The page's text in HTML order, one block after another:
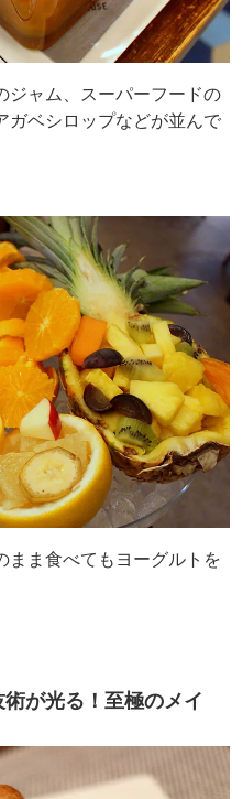
ジャム、スーパーフードの
ガベシロップなどが並んで
まま食べてもヨーグルトを
が光る！至極のメイ